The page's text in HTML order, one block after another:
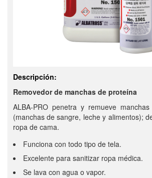
Descripción:
Removedor de manchas de proteína
ALBA-PRO penetra y remueve
(manchas de sangre, leche y alimentos);
ropa de cama.
Funciona con todo tipo de tela.
Excelente para sanitizar ropa médica.
Se lava con agua o vapor.